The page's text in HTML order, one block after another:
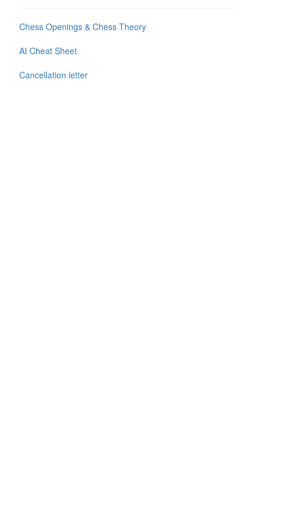
Chess Openings & Chess Theory
AI Cheat Sheet
Cancellation letter